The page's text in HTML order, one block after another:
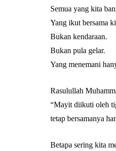
Semua yang kita
Yang ikut bersama
Bukan kendaraan.
Bukan pula gelar.
Yang menemani
Rasulullah
“Mayit diikuti oleh
tetap bersamanya
Betapa sering kita